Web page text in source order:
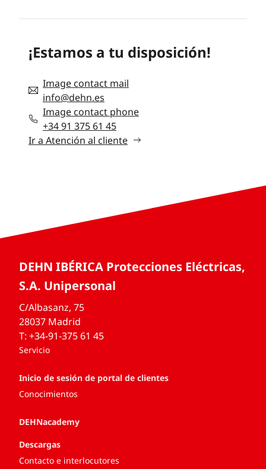
¡Estamos a tu disposición!
Image contact mail
info@dehn.es
Image contact phone
+34 91 375 61 45
Ir a Atención al cliente
DEHN IBÉRICA Protecciones Eléctricas,
S.A. Unipersonal
C/Albasanz, 75
28037 Madrid
T: +34-91-375 61 45
Servicio
Inicio de sesión de portal de clientes
Conocimientos
DEHNacademy
Descargas
Contacto e interlocutores